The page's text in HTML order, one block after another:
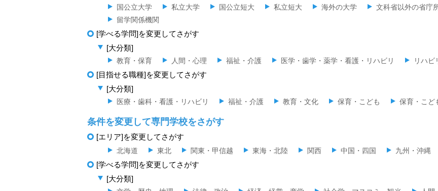
国公立大学 私立大学 国公立短大 私立短大 海外の大学 文科省以外の省庁
留学関係機関
[学べる学問]を変更してさがす
[大分類]
教育・保育 人間・心理 福祉・介護 医学・歯学・薬学・看護・リハビリ リハビ
[目指せる職種]を変更してさがす
[大分類]
医療・歯科・看護・リハビリ 福祉・介護 教育・文化 保育・こども 保育・こど
条件を変更して専門学校をさがす
[エリア]を変更してさがす
北海道 東北 関東・甲信越 東海・北陸 関西 中国・四国 九州・沖縄
[学べる学問]を変更してさがす
[大分類]